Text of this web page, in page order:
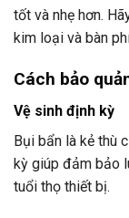
tốt và nhẹ hơn.
kim loại và bàn
Cách bảo
Vệ sinh định kỳ
Bụi bẩn là kẻ thù
kỳ giúp đảm bảo
tuổi thọ thiết bị.